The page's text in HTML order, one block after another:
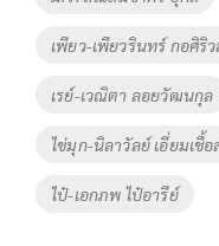
เพียว-เพียวรินทร์ กอศิริ
เรย์-เวณิตา ลอยวัฒนกุล
ไข่มุก-นิลาวัลย์ เอี่ยมเชื้อ
ไป๋-เอกภพ ไป๋อารีย์